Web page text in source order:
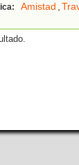
Amistad ,